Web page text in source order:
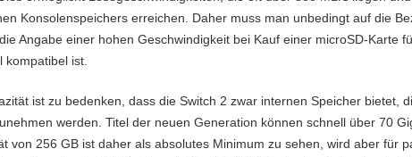
Konsolenspeichers erreichen. Daher muss man unbedingt auf die
Angabe einer hohen Geschwindigkeit bei Kauf einer microSD-Karte
ist.
ist zu bedenken, dass die Switch 2 zwar internen Speicher bietet,
werden. Titel der neuen Generation können schnell über 70
von 256 GB ist daher als absolutes Minimum zu sehen, wird aber für